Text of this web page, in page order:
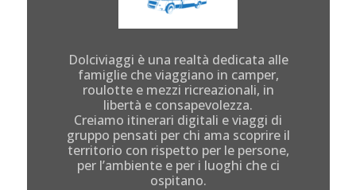
Dolciviaggi è una realtà dedicata alle
famiglie che viaggiano in camper,
roulotte e mezzi ricreazionali, in
libertà e consapevolezza.
Creiamo itinerari digitali e viaggi di
gruppo pensati per chi ama scoprire il
territorio con rispetto per le persone,
per l’ambiente e per i luoghi che ci
ospitano.